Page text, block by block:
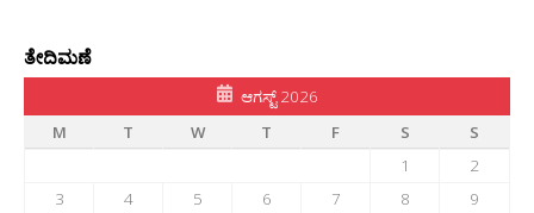
ತೇದಿಮಣೆ
ಆಗಸ್ಟ್ 2026
M
T W T F S
S
1
2
3
4 5 6 7 8
9